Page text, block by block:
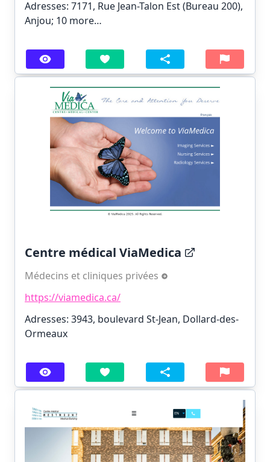
Adresses: 7171, Rue Jean-Talon Est (Bureau 200),
Anjou; 10 more…
Centre médical ViaMedica
Médecins et cliniques privées
https://viamedica.ca/
Adresses: 3943, boulevard St-Jean, Dollard-des-
Ormeaux